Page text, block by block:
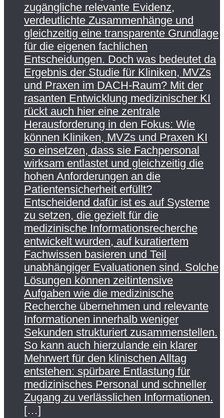
zugängliche relevante Evidenz,
verdeutlichte Zusammenhänge und
gleichzeitig eine transparente Grundlage
für die eigenen fachlichen
Entscheidungen. Doch was bedeutet da
Ergebnis der Studie für Kliniken, MVZs
und Praxen im DACH-Raum? Mit der
rasanten Entwicklung medizinischer KI
rückt auch hier eine zentrale
Herausforderung in den Fokus: Wie
können Kliniken, MVZs und Praxen KI
so einsetzen, dass sie Fachpersonal
wirksam entlastet und gleichzeitig die
hohen Anforderungen an die
Patientensicherheit erfüllt?
Entscheidend dafür ist es auf Systeme
zu setzen, die gezielt für die
medizinische Informationsrecherche
entwickelt wurden, auf kuratiertem
Fachwissen basieren und Teil
unabhängiger Evaluationen sind. Solche
Lösungen können zeitintensive
Aufgaben wie die medizinische
Recherche übernehmen und relevante
Informationen innerhalb weniger
Sekunden strukturiert zusammenstellen.
So kann auch hierzulande ein klarer
Mehrwert für den klinischen Alltag
entstehen: spürbare Entlastung für
medizinisches Personal und schneller
Zugang zu verlässlichen Informationen.
[…]